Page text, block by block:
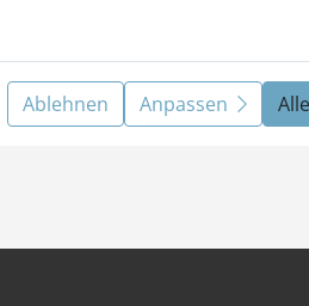
Ablehnen Anpassen